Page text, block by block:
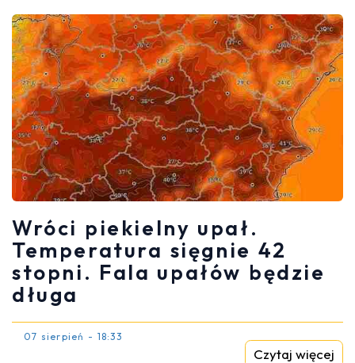
Wróci piekielny upał.
Temperatura sięgnie 42
stopni. Fala upałów będzie
długa
07 sierpień - 18:33
Czytaj więcej